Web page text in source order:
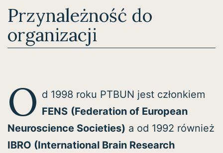
Przynależność do
organizacji
O d 1998 roku PTBUN jest członkiem
FENS (Federation of European
Neuroscience Societies) a od 1992 również
IBRO (International Brain Research